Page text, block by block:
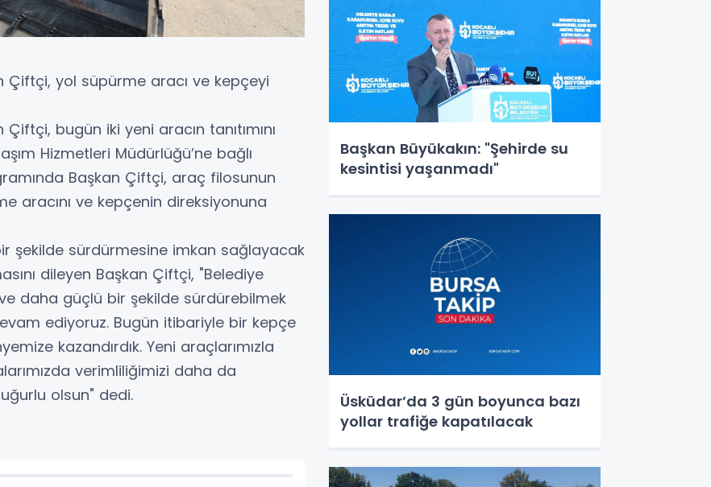
Çiftçi, yol süpürme aracı ve kepçeyi
bugün iki yeni aracın tanıtımını
Hizmetleri Müdürlüğü’ne bağlı
Başkan Çiftçi, araç filosunun
aracını ve kepçenin direksiyonuna
şekilde sürdürmesine imkan sağlayacak
dileyen Başkan Çiftçi, "Belediye
daha güçlü bir şekilde sürdürebilmek
ediyoruz. Bugün itibariyle bir kepçe
kazandırdık. Yeni araçlarımızla
verimliliğimizi daha da
uğurlu olsun" dedi.
Başkan Büyükakın: "Şehirde su
kesintisi yaşanmadı"
Üsküdar’da 3 gün boyunca bazı
yollar trafiğe kapatılacak